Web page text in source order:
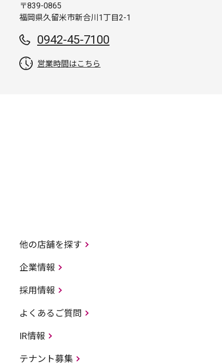
〒839-0865
福岡県久留米市新合川1丁目2-1
0942-45-7100
営業時間はこちら
他の店舗を探す
企業情報
採用情報
よくあるご質問
IR情報
テナント募集